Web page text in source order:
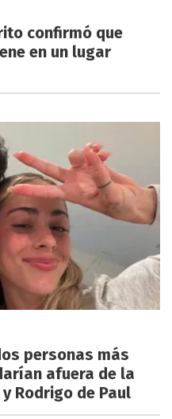
confirmó que
en un lugar
personas más
afuera de la
Rodrigo de Paul